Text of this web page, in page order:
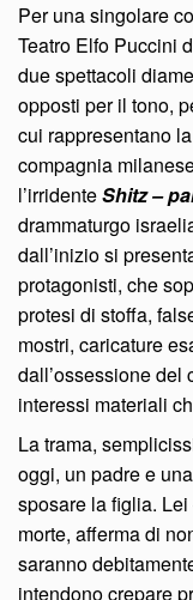
Per una singolare
Teatro Elfo Puccini
due spettacoli
opposti per il tono,
cui rappresentano la
compagnia
l’irridenteShitz –
drammaturgo
dall’inizio si
protagonisti, che
protesi di stoffa,
mostri, caricature
dall’ossessione del
interessi materiali
La trama,
oggi, un padre e
sposare la figlia.
morte, afferma di
saranno
intendono crepare